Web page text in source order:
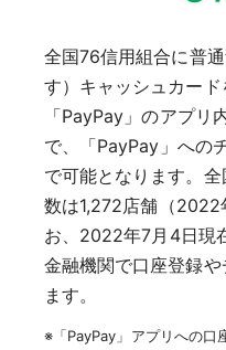
全国76信用組合に普
す）キャッシュカード
「PayPay」のアプリ
で、「PayPay」への
で可能となります。
数は1,272店舗（
お、2022年7月4日現
金融機関で口座登録
ます。
※「PayPay」アプリへの口